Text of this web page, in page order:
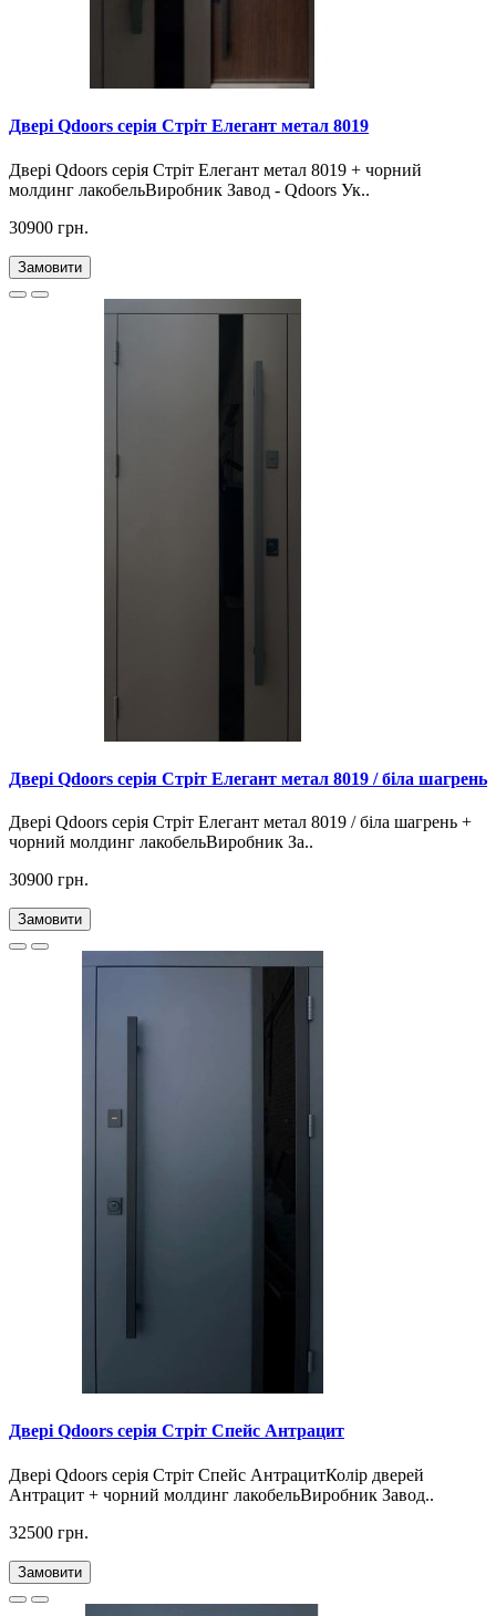
Двері Qdoors серія Стріт Елегант метал 8019
Двері Qdoors серія Стріт Елегант метал 8019 + чорний
молдинг лакобельВиробник Завод - Qdoors Ук..
30900 грн.
Замовити
Двері Qdoors серія Стріт Елегант метал 8019 / біла шагрень
Двері Qdoors серія Стріт Елегант метал 8019 / біла шагрень +
чорний молдинг лакобельВиробник За..
30900 грн.
Замовити
Двері Qdoors серія Стріт Спейс Антрацит
Двері Qdoors серія Стріт Спейс АнтрацитКолір дверей
Антрацит + чорний молдинг лакобельВиробник Завод..
32500 грн.
Замовити